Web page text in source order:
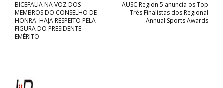
AUSC Region 5 anuncia os Top
Três Finalistas dos Regional
Annual Sports Awards
BICEFALIA NA VOZ DOS
MEMBROS DO CONSELHO DE
HONRA: HAJA RESPEITO PELA
FIGURA DO PRESIDENTE
EMÉRITO